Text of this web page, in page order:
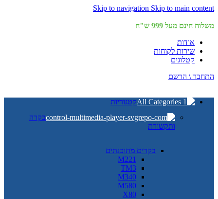
Skip to navigation Skip to main content
משלוח חינם מעל 999 ש"ח
אודות
שירות לקוחות
קטלוגים
התחבר \ הרשם
קטגוריות
בקרה
ותקשורת
בקרים מתוכנתים
M221
TM3
M340
M580
X80